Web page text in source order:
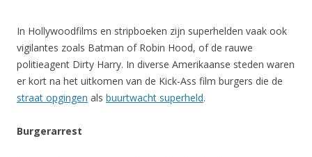
In Hollywoodfilms en stripboeken zijn superhelden vaak ook
vigilantes zoals Batman of Robin Hood, of de rauwe
politieagent Dirty Harry. In diverse Amerikaanse steden waren
er kort na het uitkomen van de Kick-Ass film burgers die de
straat opgingen als buurtwacht superheld.
Burgerarrest